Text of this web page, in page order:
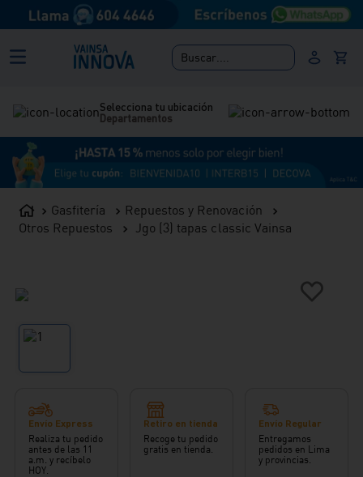
Buscar....
Selecciona tu ubicación
Departamentos
Gasfitería
Repuestos y Renovación
Otros Repuestos
Jgo (3) tapas classic Vainsa
Envío Express
Realiza tu pedido
antes de las 11
a.m. y recíbelo
HOY.
Retiro en tienda
Recoge tu pedido
gratis en tienda.
Envío Regular
Entregamos
pedidos en Lima
y provincias.